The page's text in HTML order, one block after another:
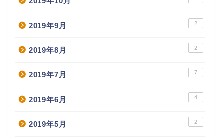
2019年9月 2
2019年8月 2
2019年7月 7
2019年6月 4
2019年5月 2